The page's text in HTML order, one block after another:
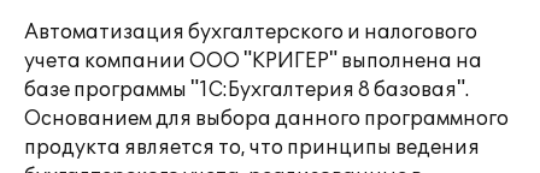
Автоматизация бухгалтерского и налогового
учета компании ООО "КРИГЕР" выполнена на
базе программы "1С:Бухгалтерия 8 базовая".
Основанием для выбора данного программного
продукта является то, что принципы ведения